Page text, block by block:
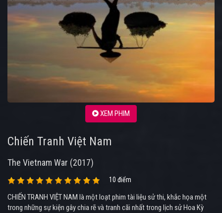
XEM PHIM
Chiến Tranh Việt Nam
The Vietnam War (2017)
10 điểm
CHIẾN TRANH VIỆT NAM là một loạt phim tài liệu sử thi, khắc họa một
trong những sự kiện gây chia rẽ và tranh cãi nhất trong lịch sử Hoa Kỳ